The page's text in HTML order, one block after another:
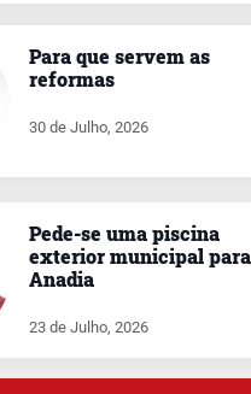
Para que servem as
reformas
30 de Julho, 2026
Pede-se uma piscina
exterior municipal para
Anadia
23 de Julho, 2026